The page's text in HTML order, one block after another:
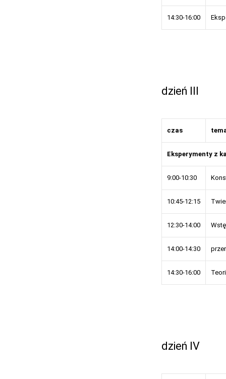
14:30-16:00
dzień III
czas
Eksperymenty z
9:00-10:30
10:45-12:15
12:30-14:00
14:00-14:30
14:30-16:00
dzień IV